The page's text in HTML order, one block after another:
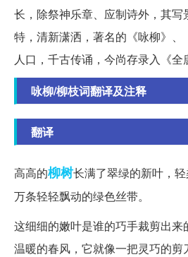
长，除祭神乐章、应制诗外，其写
特，清新潇洒，著名的《咏柳》、
人口，千古传诵，今尚存录入《全
咏柳/柳枝词翻译及注释
翻译
高高的柳树长满了翠绿的新叶，
万条轻轻飘动的绿色丝带。
这细细的嫩叶是谁的巧手裁剪出来
温暖的春风，它就像一把灵巧的剪